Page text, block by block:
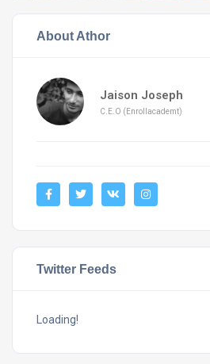
About Athor
Jaison Joseph
C.E.O (Enrollacademt)
Twitter Feeds
Loading!